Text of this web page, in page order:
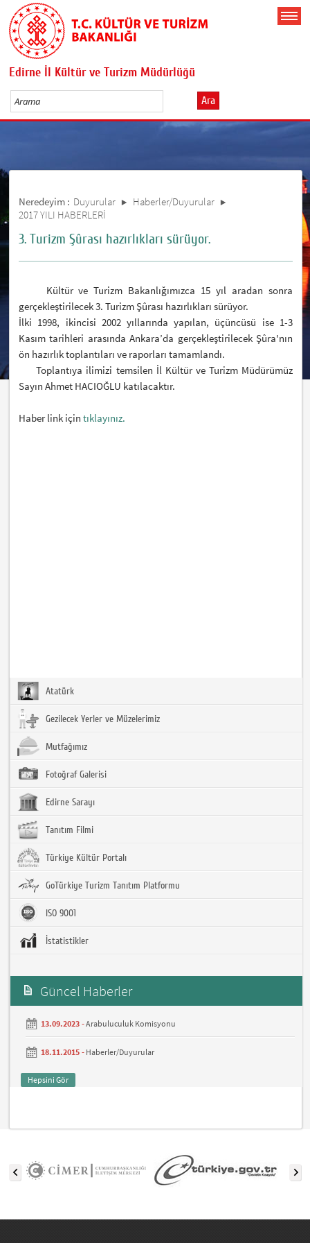
Edirne İl Kültür ve Turizm Müdürlüğü
Ara
Neredeyim : Duyurular
Haberler/Duyurular
2017 YILI HABERLERİ
3. Turizm Şûrası hazırlıkları sürüyor.
Kültür ve Turizm Bakanlığımızca 15 yıl aradan sonra
gerçekleştirilecek 3. Turizm Şûrası hazırlıkları sürüyor.
İlki 1998, ikincisi 2002 yıllarında yapılan, üçüncüsü ise 1-3
Kasım tarihleri arasında Ankara’da gerçekleştirilecek Şûra'nın
ön hazırlık toplantıları ve raporları tamamlandı.
Toplantıya ilimizi temsilen İl Kültür ve Turizm Müdürümüz
Sayın Ahmet HACIOĞLU katılacaktır.
Haber link içintıklayınız.
Atatürk
Gezilecek Yerler ve Müzelerimiz
Mutfağımız
Fotoğraf Galerisi
Edirne Sarayı
Tanıtım Filmi
Türkiye Kültür Portalı
GoTürkiye Turizm Tanıtım Platformu
ISO 9001
İstatistikler
Güncel Haberler
13.09.2023 -Arabuluculuk Komisyonu
18.11.2015 - Haberler/Duyurular
Hepsini Gör